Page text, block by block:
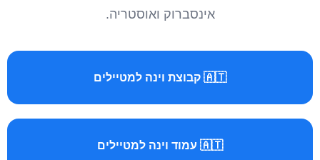
אינסברוק ואוסטריה.
🇦🇹 קבוצת וינה למטיילים
🇦🇹 עמוד וינה למטיילים